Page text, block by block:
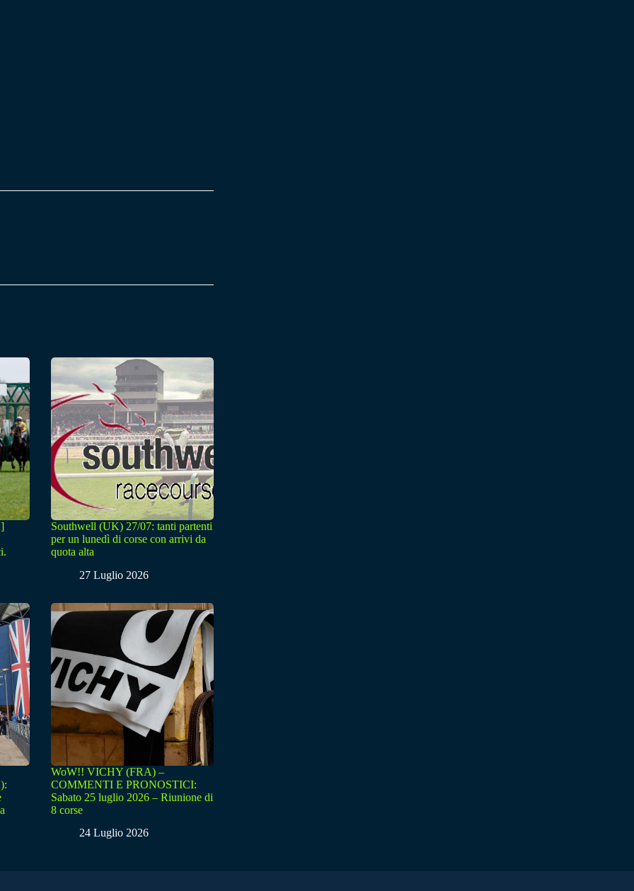
Southwell (UK) 27/07: tanti partenti
per un lunedì di corse con arrivi da
quota alta
27 Luglio 2026
WoW!! VICHY (FRA) –
COMMENTI E PRONOSTICI:
Sabato 25 luglio 2026 – Riunione di
8 corse
24 Luglio 2026